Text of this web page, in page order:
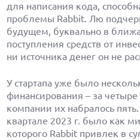
для написания кода,
проблемы Rabbit. Лю
будущем, буквально в
поступления средств от
ни источника денег он не
У стартапа уже было
финансирования – за четыре
компании их набралось
квартале 2023 г. было как
которого Rabbit привлек в